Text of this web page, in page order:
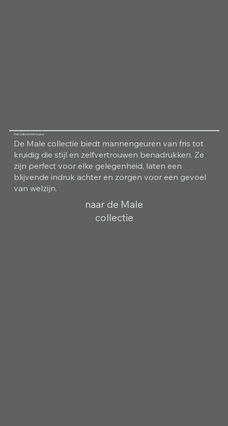
Male Collectie Kamergeur
De Male collectie biedt mannengeuren van fris tot
kruidig die stijl en zelfvertrouwen benadrukken. Ze
zijn perfect voor elke gelegenheid, laten een
blijvende indruk achter en zorgen voor een gevoel
van welzijn.
naar de Male
collectie